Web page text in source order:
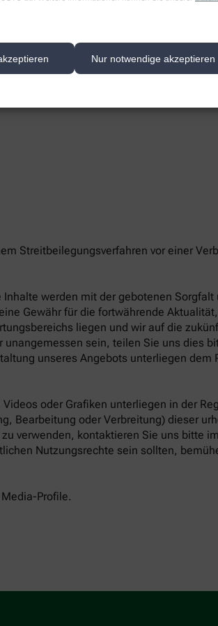
Nur notwendige akzeptieren
n unserer Apotheke können Sie hier
Streitbeilegungsverfahren vor einer
werden mit der gebotenen
Gewähr für die fortwährende
liegen und wir auf die
sein, teilen Sie uns dies
unseres Angebots unterliegen dem
oder Grafiken unterliegen in der
Bearbeitung oder Verbreitung) dieser
verwenden, kontaktieren Sie uns bitte
Nutzungsrechte sein sollten,
Profile.